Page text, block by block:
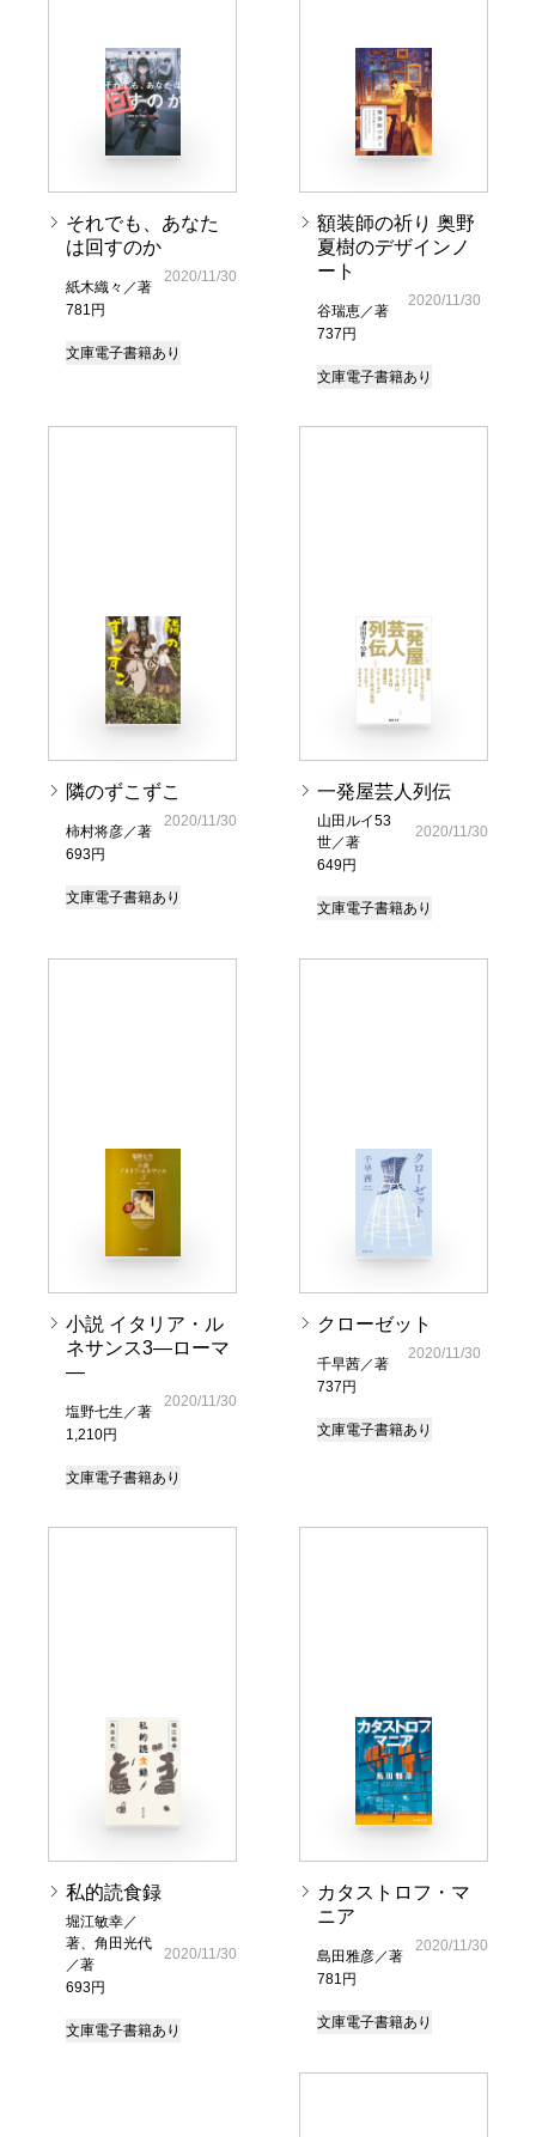
それでも、あなた
は回すのか
紙木織々／著
781円
2020/11/30
文庫電子書籍あり
額装師の祈り 奥野
夏樹のデザインノ
ート
谷瑞恵／著
737円
2020/11/30
文庫電子書籍あり
隣のずこずこ
柿村将彦／著
693円
2020/11/30
文庫電子書籍あり
一発屋芸人列伝
山田ルイ53
世／著
649円
2020/11/30
文庫電子書籍あり
小説 イタリア・ル
ネサンス3―ローマ
―
塩野七生／著
1,210円
2020/11/30
文庫電子書籍あり
クローゼット
千早茜／著
737円
2020/11/30
文庫電子書籍あり
私的読食録
堀江敏幸／
著、角田光代
／著
693円
2020/11/30
文庫電子書籍あり
カタストロフ・マ
ニア
島田雅彦／著
781円
2020/11/30
文庫電子書籍あり